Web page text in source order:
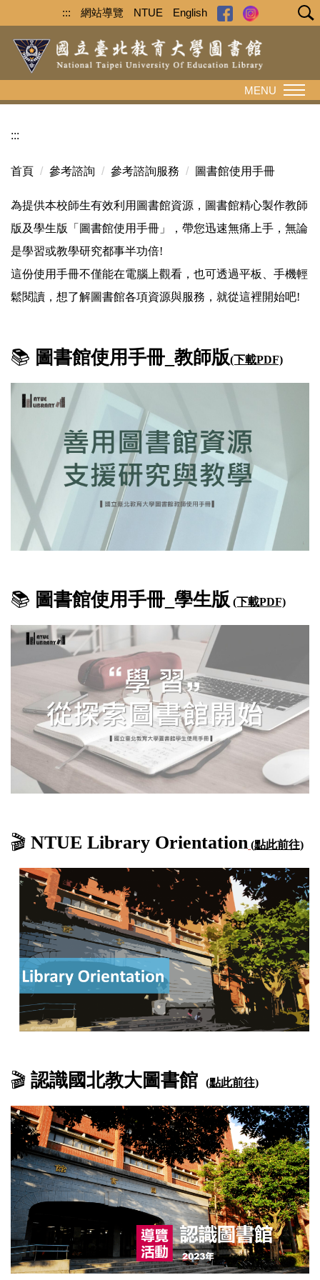
到
主
內
::: 網站導覽 NTUE English
MENU
:::
首頁 參考諮詢 參考諮詢服務 圖書館使用手冊
為提供本校師生有效利用圖書館資源，圖書館精心製作教師
版及學生版「圖書館使用手冊」，帶您迅速無痛上手，無論
是學習或教學研究都事半功倍!
這份使用手冊不僅能在電腦上觀看，也可透過平板、手機輕
鬆閱讀，想了解圖書館各項資源與服務，就從這裡開始吧!
📚 圖書館使用手冊_教師版(下載PDF)
📚 圖書館使用手冊_學生版 (下載PDF)
🎬 NTUE Library Orientation (點此前往)
🎬 認識國北教大圖書館 (點此前往)